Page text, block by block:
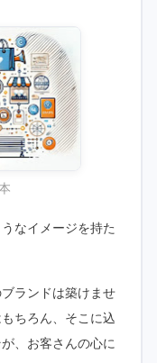
なイメージを持た
ランドは築けませ
ちろん、そこに込
、お客さんの心に